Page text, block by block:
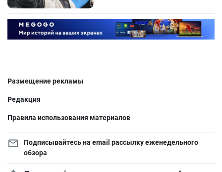
Размещение рекламы
Редакция
Правила использования материалов
Подписывайтесь на email рассылку еженедельного
обзора